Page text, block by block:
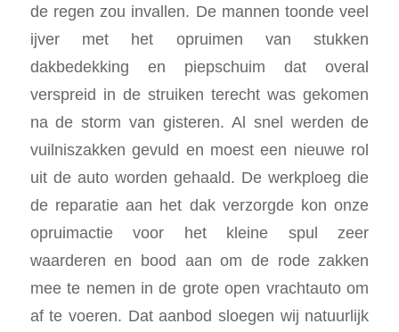
de regen zou invallen. De mannen toonde veel
ijver met het opruimen van stukken
dakbedekking en piepschuim dat overal
verspreid in de struiken terecht was gekomen
na de storm van gisteren. Al snel werden de
vuilniszakken gevuld en moest een nieuwe rol
uit de auto worden gehaald. De werkploeg die
de reparatie aan het dak verzorgde kon onze
opruimactie voor het kleine spul zeer
waarderen en bood aan om de rode zakken
mee te nemen in de grote open vrachtauto om
af te voeren. Dat aanbod sloegen wij natuurlijk